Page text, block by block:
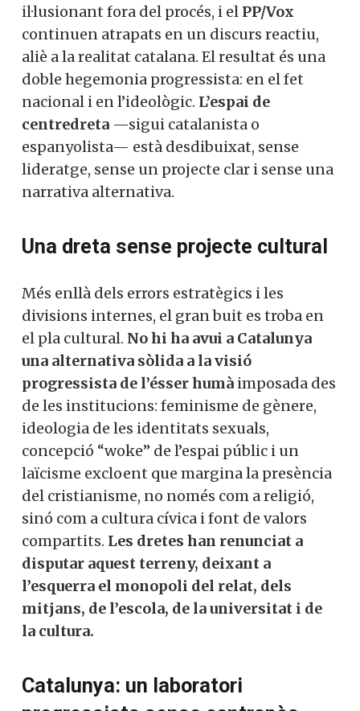
il·lusionant fora del procés, i el PP/Vox
continuen atrapats en un discurs reactiu,
aliè a la realitat catalana. El resultat és una
doble hegemonia progressista: en el fet
nacional i en l’ideològic. L’espai de
centredreta —sigui catalanista o
espanyolista— està desdibuixat, sense
lideratge, sense un projecte clar i sense una
narrativa alternativa.
Una dreta sense projecte cultural
Més enllà dels errors estratègics i les
divisions internes, el gran buit es troba en
el pla cultural. No hi ha avui a Catalunya
una alternativa sòlida a la visió
progressista de l’ésser humà imposada des
de les institucions: feminisme de gènere,
ideologia de les identitats sexuals,
concepció “woke” de l’espai públic i un
laïcisme excloent que margina la presència
del cristianisme, no només com a religió,
sinó com a cultura cívica i font de valors
compartits. Les dretes han renunciat a
disputar aquest terreny, deixant a
l’esquerra el monopoli del relat, dels
mitjans, de l’escola, de la universitat i de
la cultura.
Catalunya: un laboratori